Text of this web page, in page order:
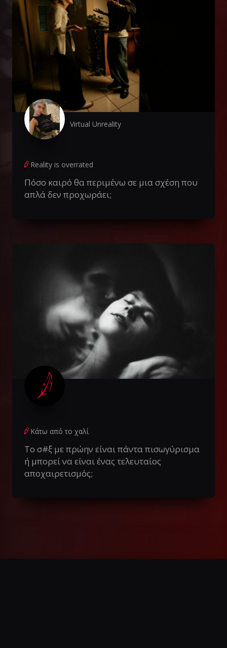
Virtual Unreality
Reality is overrated
Πόσο καιρό θα περιμένω σε μια σχέση που
απλά δεν προχωράει;
Κάτω από το χαλί
Το σ#ξ με πρώην είναι πάντα πισωγύρισμα
ή μπορεί να είναι ένας τελευταίος
αποχαιρετισμός;